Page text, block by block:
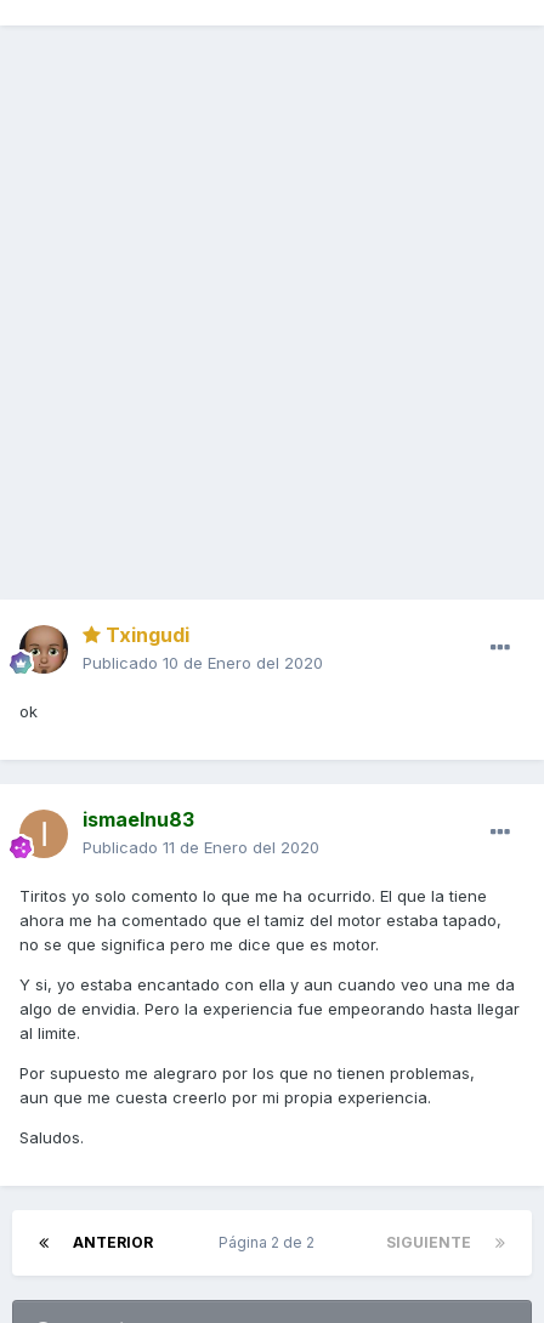
Txingudi
Publicado 10 de Enero del 2020
ok
ismaelnu83
Publicado 11 de Enero del 2020
Tiritos yo solo comento lo que me ha ocurrido. El que la tiene
ahora me ha comentado que el tamiz del motor estaba tapado,
no se que significa pero me dice que es motor.
Y si, yo estaba encantado con ella y aun cuando veo una me da
algo de envidia. Pero la experiencia fue empeorando hasta llegar
al limite.
Por supuesto me alegraro por los que no tienen problemas,
aun que me cuesta creerlo por mi propia experiencia.
Saludos.
ANTERIOR SIGUIENTE
Página 2 de 2